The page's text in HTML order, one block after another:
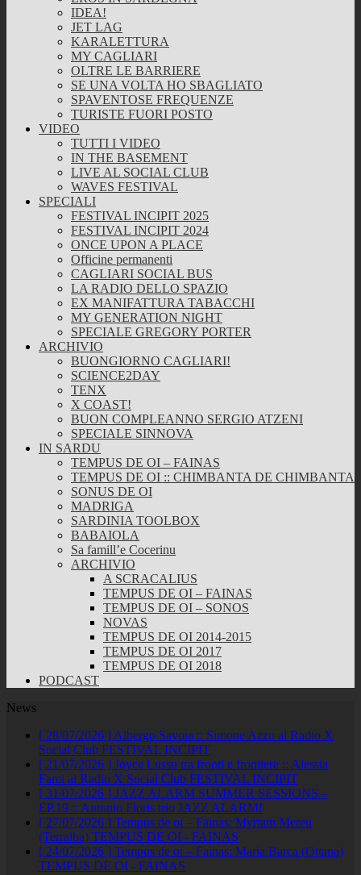
IDEA!
JET LAG
KARALETTURA
MY CAGLIARI
OLTRE LE BARRIERE
SE UNA VOLTA HO SBAGLIATO
SPAVENTOSE FREQUENZE
TURISTE FUORI POSTO
VIDEO
TUTTI I VIDEO
IN THE BASEMENT
LIVE AL SOCIAL CLUB
WAVES FESTIVAL
SPECIALI
FESTIVAL INCIPIT 2025
FESTIVAL INCIPIT 2024
ONCE UPON A PLACE
Officine permanenti
CAGLIARI SOCIAL BUS
LA RADIO DELLO SPAZIO
EX MANIFATTURA TABACCHI
MY GENERATION NIGHT
SPECIALE GREGORY PORTER
ARCHIVIO
BUONGIORNO CAGLIARI!
SCIENCE2DAY
TENX
X COAST!
BUON COMPLEANNO SERGIO ATZENI
SPECIALE SINNOVA
IN SARDU
TEMPUS DE OI – FAINAS
TEMPUS DE OI :: CHIMBANTA DE CHIMBANTA
SONUS DE OI
MADRIGA
SARDINIA TOOLBOX
BABAIOLA
Sa famill’e Cocerinu
ARCHIVIO
A SCRACALIUS
TEMPUS DE OI – FAINAS
TEMPUS DE OI – SONOS
NOVAS
TEMPUS DE OI 2014-2015
TEMPUS DE OI 2017
TEMPUS DE OI 2018
PODCAST
News
[ 28/07/2026 ] Albergo Savoia :: Simone Azzu al Radio X
Social Club FESTIVAL INCIPIT
[ 21/07/2026 ] Joyce Lussu tra fronti e frontiere :: Alessia
Farci al Radio X Social Club FESTIVAL INCIPIT
[ 31/07/2026 ] JAZZ ALARM SUMMER SESSIONS –
EP.19 :: Antonio Floris trio JAZZ ALARM!
[ 27/07/2026 ] Tempus de oi – Fainas: Myriam Mereu
(Terralba) TEMPUS DE OI - FAINAS
[ 24/07/2026 ] Tempus de oi – Fainas: Maria Barca (Ottana)
TEMPUS DE OI - FAINAS